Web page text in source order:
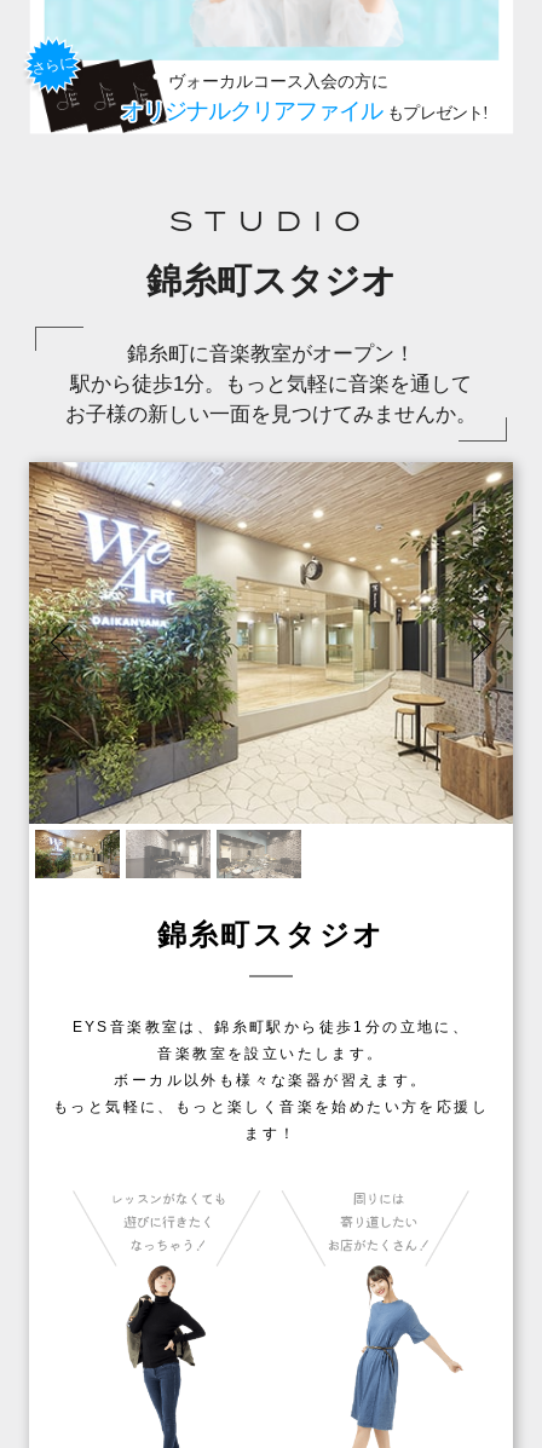
STUDIO
錦糸町スタジオ
錦糸町に音楽教室がオープン！
駅から徒歩1分。もっと気軽に音楽を通して
お子様の新しい一面を見つけてみませんか。
錦糸町スタジオ
EYS音楽教室は、錦糸町駅から徒歩1分の立地に、
音楽教室を設立いたします。
ボーカル以外も様々な楽器が習えます。
もっと気軽に、もっと楽しく音楽を始めたい方を応援し
ます！